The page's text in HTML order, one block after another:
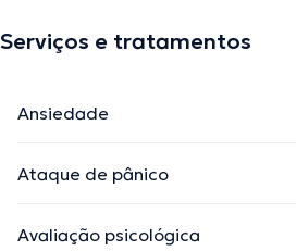
Serviços e tratamentos
Ansiedade
Ataque de pânico
Avaliação psicológica